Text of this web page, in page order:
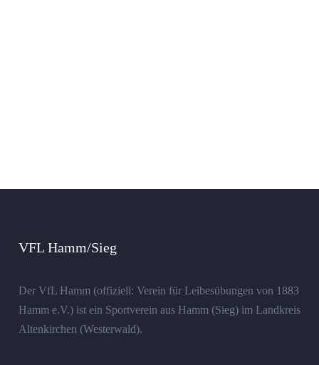
VFL Hamm/Sieg
Der VfL Hamm (offiziell: Verein für Leibesübungen von 1883
Hamm e.V.) ist ein Sportverein aus Hamm (Sieg) im Landkreis
Altenkirchen (Westerwald).